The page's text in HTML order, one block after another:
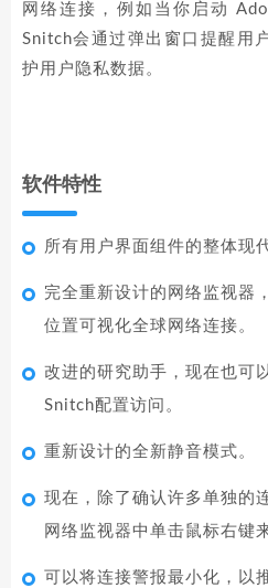
网络连接，例如当你启动
Snitch会通过弹出窗口提醒用
护用户隐私数据。
软件特性
所有用户界面组件的整体现
完全重新设计的网络监视器
位置可视化全球网络连接。
改进的研究助手，现在也可
Snitch配置访问。
重新设计的全新静音模式。
现在，除了确认许多单独的
网络监视器中单击鼠标右键
可以将连接警报最小化，以